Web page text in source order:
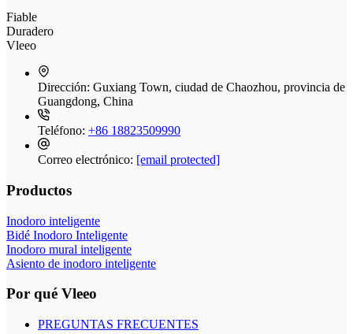
Fiable
Duradero
Vleeo
Dirección: Guxiang Town, ciudad de Chaozhou, provincia de
Guangdong, China
Teléfono: +86 18823509990
Correo electrónico: [email protected]
Productos
Inodoro inteligente
Bidé Inodoro Inteligente
Inodoro mural inteligente
Asiento de inodoro inteligente
Por qué Vleeo
PREGUNTAS FRECUENTES